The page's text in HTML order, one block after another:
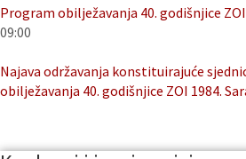
Program obilježavanja 40. godišnjice
09:00
Najava održavanja konstituirajuće
obilježavanja 40. godišnjice ZOI 1984.